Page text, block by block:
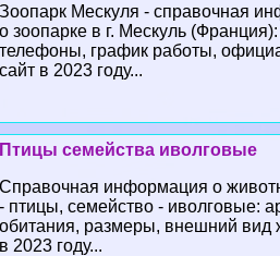
Зоопарк Мескуля - справочная
о зоопарке в г. Мескуль
телефоны, график работы,
сайт в 2023 году...
Птицы семейства иволговые
Справочная информация о
- птицы, семейство - иволговые:
обитания, размеры, внешний вид
в 2023 году...